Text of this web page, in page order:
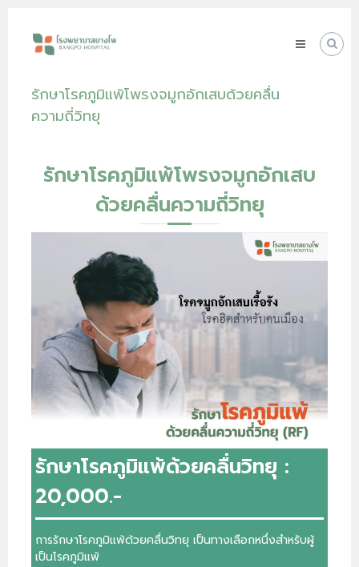
contentพยาบาล
choice
for
Good
รักษาโรคภูมิแพ้โพรงจมูกอักเสบด้วยคลื่น
ความถี่วิทยุ
รักษาโรคภูมิแพ้โพรงจมูกอักเสบ
ด้วยคลื่นความถี่วิทยุ
รักษาโรคภูมิแพ้ด้วยคลื่นวิทยุ :
20,000.-
การรักษาโรคภูมิแพ้ด้วยคลื่นวิทยุ เป็นทางเลือกหนึ่งสำหรับผู้
เป็นโรคภูมิแพ้